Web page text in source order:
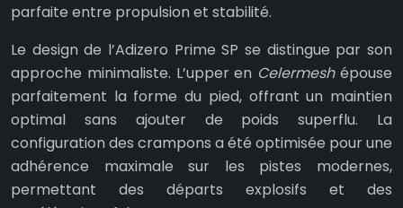
parfaite entre propulsion et stabilité.
Le design de l’Adizero Prime SP se distingue par son
approche minimaliste. L’upper en Celermeshépouse
parfaitement la forme du pied, offrant un maintien
optimal sans ajouter de poids superflu. La
configuration des crampons a été optimisée pour une
adhérence maximale sur les pistes modernes,
permettant des départs explosifs et des